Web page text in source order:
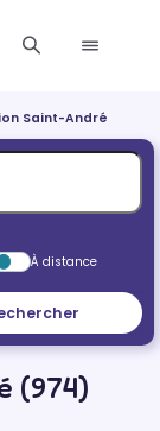
Saint-André
À distance
(974)